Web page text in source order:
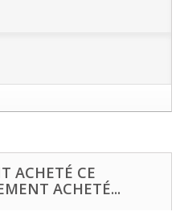
ACHETÉ CE
ACHETÉ...